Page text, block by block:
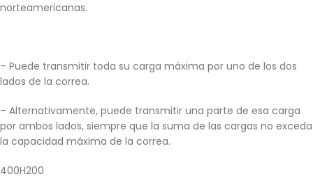
norteamericanas.
– Puede transmitir toda su carga máxima por uno de los dos
lados de la correa.
– Alternativamente, puede transmitir una parte de esa carga
por ambos lados, siempre que la suma de las cargas no exceda
la capacidad máxima de la correa.
400H200